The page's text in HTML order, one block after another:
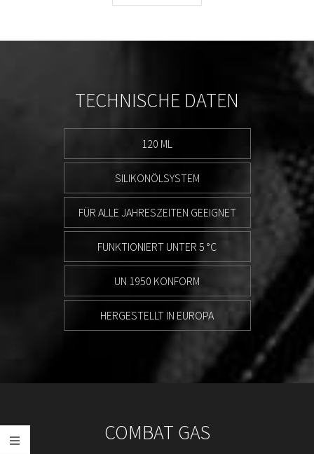
TECHNISCHE DATEN
120 ML
SILIKONÖLSYSTEM
FÜR ALLE JAHRESZEITEN GEEIGNET
FUNKTIONIERT UNTER 5 °C
UN 1950 KONFORM
HERGESTELLT IN EUROPA
COMBAT GAS